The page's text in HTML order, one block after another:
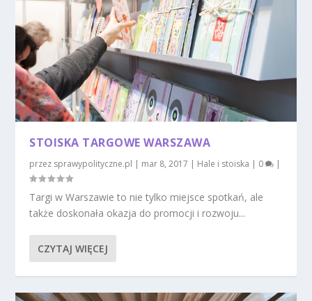
STOISKA TARGOWE WARSZAWA
przez sprawypolityczne.pl | mar 8, 2017 | Hale i stoiska | 0 |
Targi w Warszawie to nie tylko miejsce spotkań, ale
także doskonała okazja do promocji i rozwoju...
CZYTAJ WIĘCEJ